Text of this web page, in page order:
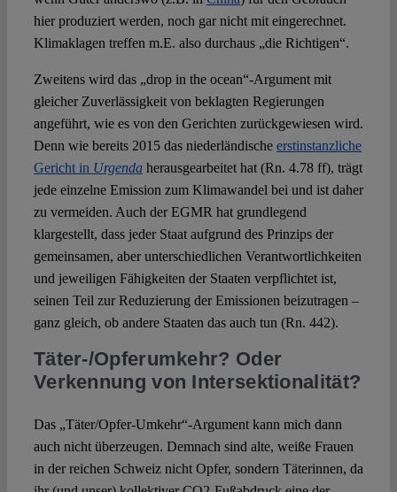
hier produziert werden, noch gar nicht mit eingerechnet.
Klimaklagen treffen m.E. also durchaus „die Richtigen“.
Zweitens wird das „drop in the ocean“-Argument mit
gleicher Zuverlässigkeit von beklagten Regierungen
angeführt, wie es von den Gerichten zurückgewiesen wird.
Denn wie bereits 2015 das niederländische erstinstanzliche
Gericht in Urgendaherausgearbeitet hat (Rn. 4.78 ff), trägt
jede einzelne Emission zum Klimawandel bei und ist daher
zu vermeiden. Auch der EGMR hat grundlegend
klargestellt, dass jeder Staat aufgrund des Prinzips der
gemeinsamen, aber unterschiedlichen Verantwortlichkeiten
und jeweiligen Fähigkeiten der Staaten verpflichtet ist,
seinen Teil zur Reduzierung der Emissionen beizutragen –
ganz gleich, ob andere Staaten das auch tun (Rn. 442).
Täter-/Opferumkehr? Oder
Verkennung von Intersektionalität?
Das „Täter/Opfer-Umkehr“-Argument kann mich dann
auch nicht überzeugen. Demnach sind alte, weiße Frauen
in der reichen Schweiz nicht Opfer, sondern Täterinnen, da